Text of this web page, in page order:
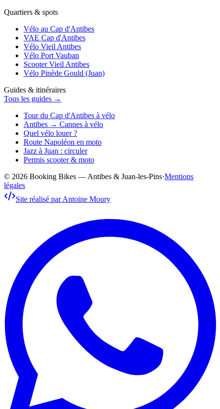
Quartiers & spots
Vélo au Cap d'Antibes
VAE Cap d'Antibes
Vélo Vieil Antibes
Vélo Port Vauban
Scooter Vieil Antibes
Vélo Pinède Gould (Juan)
Guides & itinéraires
Tous les guides →
Tour du Cap d'Antibes à vélo
Antibes → Cannes à vélo
Quel vélo louer ?
Route Napoléon en moto
Jazz à Juan : circuler
Permis scooter & moto
© 2026 Booking Bikes — Antibes & Juan-les-Pins·Mentions
légales
Site réalisé par Antoine Moury